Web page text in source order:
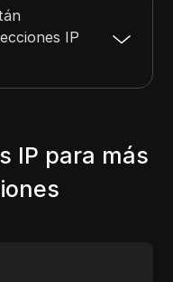
IP
IP para más